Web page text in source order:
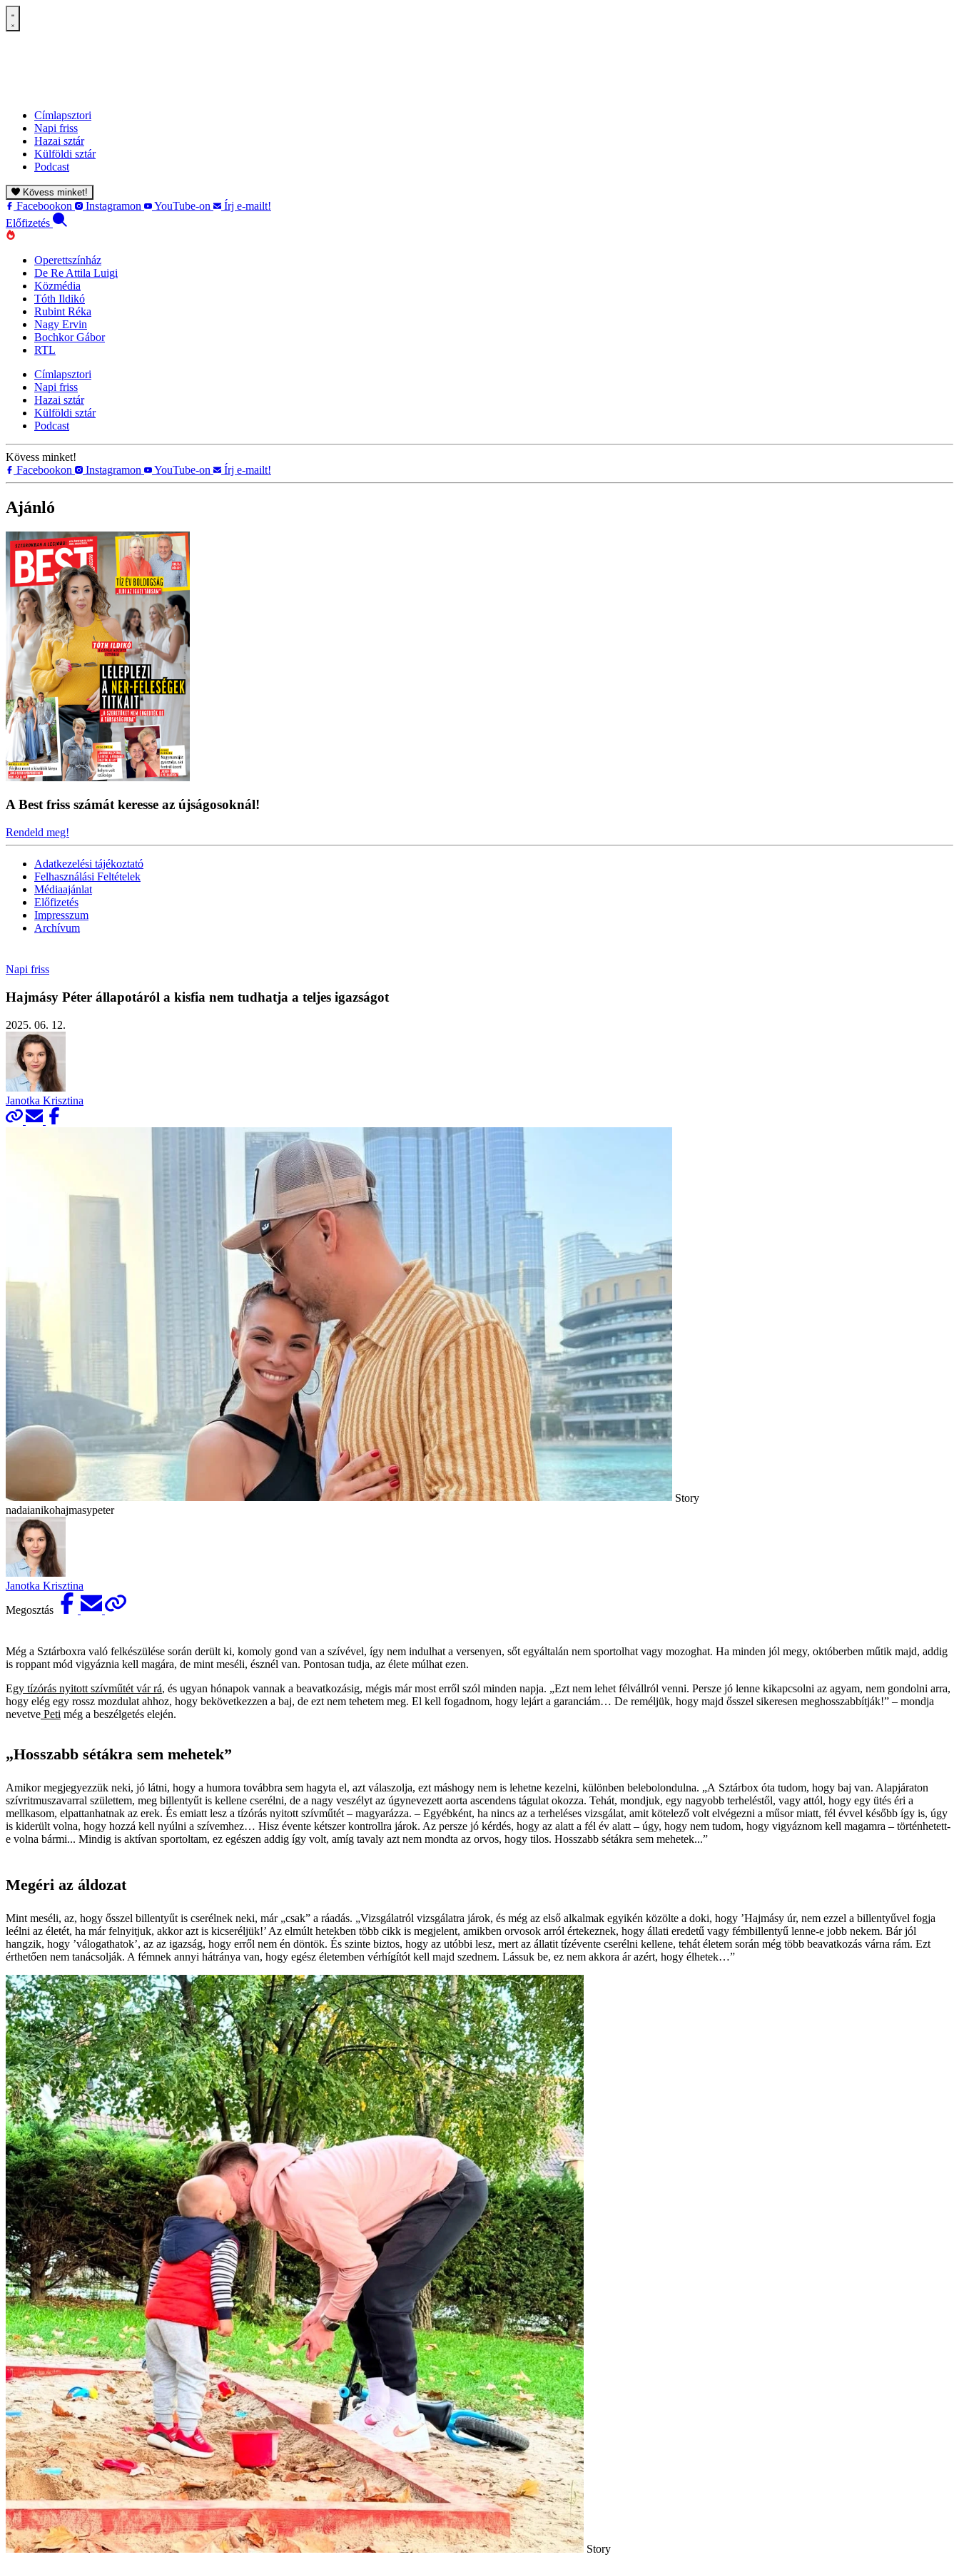
Címlapsztori
Napi friss
Hazai sztár
Külföldi sztár
Podcast
Kövess minket!
Facebookon Instagramon YouTube-on
Írj e-mailt!
Előfizetés
Operettszínház
De Re Attila Luigi
Közmédia
Tóth Ildikó
Rubint Réka
Nagy Ervin
Bochkor Gábor
RTL
Címlapsztori
Napi friss
Hazai sztár
Külföldi sztár
Podcast
Kövess minket!
Facebookon
Instagramon YouTube-on Írj e-mailt!
Ajánló
A Best friss számát keresse az újságosoknál!
Rendeld meg!
Adatkezelési tájékoztató
Felhasználási Feltételek
Médiaajánlat
Előfizetés
Impresszum
Archívum
Napi friss
Hajmásy Péter állapotáról a kisfia nem tudhatja a teljes igazságot
2025. 06. 12.
Janotka Krisztina
Story
nadaianikohajmasypeter
Janotka Krisztina
Megosztás
Még a Sztárboxra való felkészülése során derült ki, komoly gond van a szívével, így nem indulhat a versenyen, sőt egyáltalán nem sportolhat vagy mozoghat. Ha minden jól megy, októberben műtik majd, addig
is roppant mód vigyáznia kell magára, de mint meséli, észnél van. Pontosan tudja, az élete múlhat ezen.
Egy tízórás nyitott szívműtét vár rá, és ugyan hónapok vannak a beavatkozásig, mégis már most erről szól minden napja. „Ezt nem lehet félvállról venni. Persze jó lenne kikapcsolni az agyam, nem gondolni arra,
hogy elég egy rossz mozdulat ahhoz, hogy bekövetkezzen a baj, de ezt nem tehetem meg. El kell fogadnom, hogy lejárt a garanciám… De reméljük, hogy majd ősszel sikeresen meghosszabbítják!” – mondja
nevetve Peti még a beszélgetés elején.
„Hosszabb sétákra sem mehetek”
Amikor megjegyezzük neki, jó látni, hogy a humora továbbra sem hagyta el, azt válaszolja, ezt máshogy nem is lehetne kezelni, különben belebolondulna. „A Sztárbox óta tudom, hogy baj van. Alapjáraton
szívritmuszavarral születtem, meg billentyűt is kellene cserélni, de a nagy veszélyt az úgynevezett aorta ascendens tágulat okozza. Tehát, mondjuk, egy nagyobb terheléstől, vagy attól, hogy egy ütés éri a
mellkasom, elpattanhatnak az erek. És emiatt lesz a tízórás nyitott szívműtét – magyarázza. – Egyébként, ha nincs az a terheléses vizsgálat, amit kötelező volt elvégezni a műsor miatt, fél évvel később így is, úgy
is kiderült volna, hogy hozzá kell nyúlni a szívemhez… Hisz évente kétszer kontrollra járok. Az persze jó kérdés, hogy az alatt a fél év alatt – úgy, hogy nem tudom, hogy vigyáznom kell magamra – történhetett-
e volna bármi... Mindig is aktívan sportoltam, ez egészen addig így volt, amíg tavaly azt nem mondta az orvos, hogy tilos. Hosszabb sétákra sem mehetek...”
Megéri az áldozat
Mint meséli, az, hogy ősszel billentyűt is cserélnek neki, már „csak” a ráadás. „Vizsgálatról vizsgálatra járok, és még az első alkalmak egyikén közölte a doki, hogy ’Hajmásy úr, nem ezzel a billentyűvel fogja
leélni az életét, ha már felnyitjuk, akkor azt is kicseréljük!’ Az elmúlt hetekben több cikk is megjelent, amikben orvosok arról értekeznek, hogy állati eredetű vagy fémbillentyű lenne-e jobb nekem. Bár jól
hangzik, hogy ’válogathatok’, az az igazság, hogy erről nem én döntök. És szinte biztos, hogy az utóbbi lesz, mert az állatit tízévente cserélni kellene, tehát életem során még több beavatkozás várna rám. Ezt
érthetően nem tanácsolják. A fémnek annyi hátránya van, hogy egész életemben vérhígítót kell majd szednem. Lássuk be, ez nem akkora ár azért, hogy élhetek…”
Story